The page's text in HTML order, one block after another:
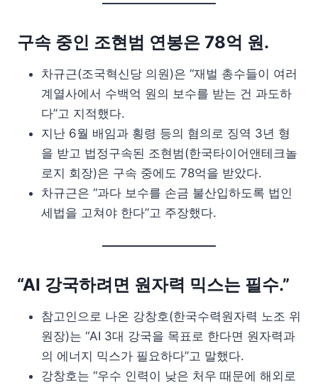
구속 중인 조현범 연봉은 78억 원.
차규근(조국혁신당 의원)은 “재벌 총수들이 여러
계열사에서 수백억 원의 보수를 받는 건 과도하
다”고 지적했다.
지난 6월 배임과 횡령 등의 혐의로 징역 3년 형
을 받고 법정구속된 조현범(한국타이어앤테크놀
로지 회장)은 구속 중에도 78억을 받았다.
차규근은 “과다 보수를 손금 불산입하도록 법인
세법을 고쳐야 한다”고 주장했다.
“AI 강국하려면 원자력 믹스는 필수.”
참고인으로 나온 강창호(한국수력원자력 노조 위
원장)는 “AI 3대 강국을 목표로 한다면 원자력과
의 에너지 믹스가 필요하다”고 말했다.
강창호는 “우수 인력이 낮은 처우 때문에 해외로